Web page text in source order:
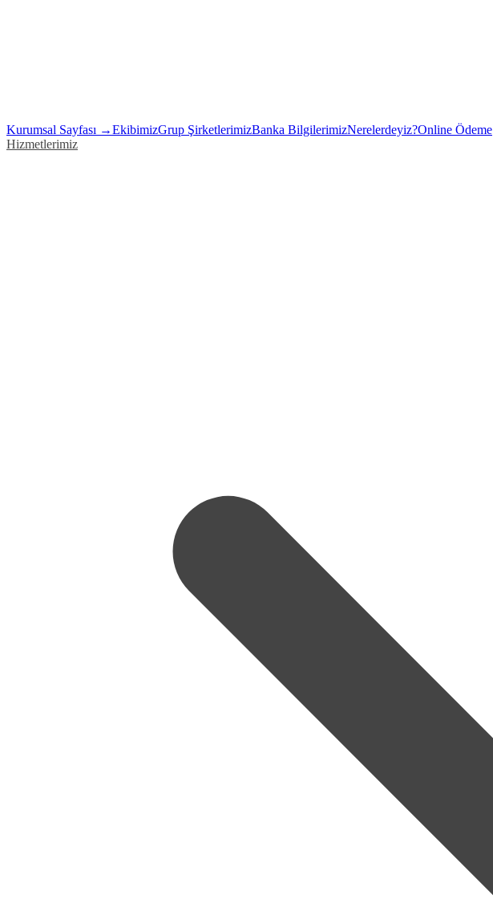
Kurumsal Sayfası →EkibimizGrup ŞirketlerimizBanka BilgilerimizNerelerdeyiz?Online Ödeme
Hizmetlerimiz